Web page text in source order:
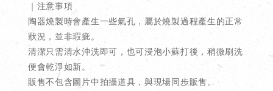
｜注意事項
陶器燒製時會產生一些氣孔，屬於燒製過程產生的正常
狀況，並非瑕疵。
清潔只需清水沖洗即可，也可浸泡小蘇打後，稍微刷洗
便會乾淨如新。
販售不包含圖片中拍攝道具，與現場同步販售。